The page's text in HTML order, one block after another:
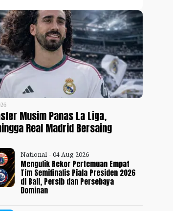
Musim Panas La Liga,
Real Madrid Bersaing
National - 04 Aug 2026
Mengulik Rekor Pertemuan Empat
Tim Semifinalis Piala Presiden 2026
di Bali, Persib dan Persebaya
Dominan